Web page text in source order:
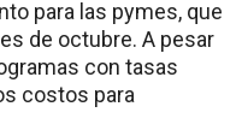
para las pymes, que
de octubre. A pesar
con tasas
costos para